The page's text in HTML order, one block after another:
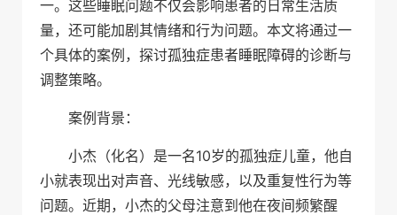
一。这些睡眠问题不仅会影响患者的日常生活质
量，还可能加剧其情绪和行为问题。本文将通过一
个具体的案例，探讨孤独症患者睡眠障碍的诊断与
调整策略。
案例背景：
小杰（化名）是一名10岁的孤独症儿童，他自
小就表现出对声音、光线敏感，以及重复性行为等
问题。近期，小杰的父母注意到他在夜间频繁醒